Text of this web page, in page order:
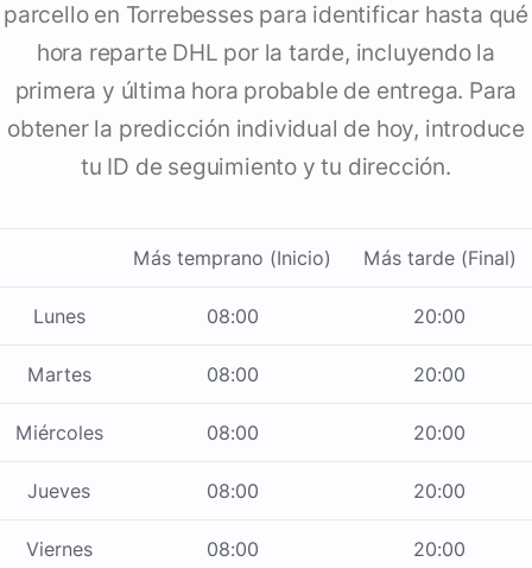
parcello en Torrebesses para identificar hasta qué
hora reparte DHL por la tarde, incluyendo la
primera y última hora probable de entrega. Para
obtener la predicción individual de hoy, introduce
tu ID de seguimiento y tu dirección.
Más temprano (Inicio) Más tarde (Final)
Lunes 08:00 20:00
Martes 08:00 20:00
Miércoles 08:00 20:00
Jueves 08:00 20:00
Viernes 08:00 20:00